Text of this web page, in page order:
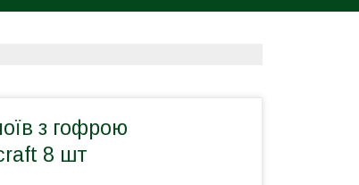
з гофрою
8 шт